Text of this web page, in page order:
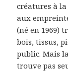
créatures à
aux
(né en 1969)
bois, tissus,
public. Mais
trouve pas